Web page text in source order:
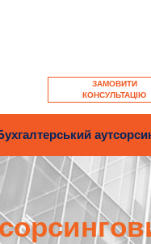
ЗАМОВИТИ
КОНСУЛЬТАЦІЮ